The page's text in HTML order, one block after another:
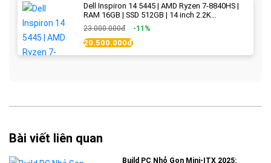
Dell Inspiron 14 5445 | AMD Ryzen 7-8840HS |
RAM 16GB | SSD 512GB | 14 inch 2.2K
(2240x1400) IPS 300nits | Ice Blue - New Fullbox
23.000.000đ -11%
20.500.000đ
Bài viết liên quan
Build PC Nhỏ Gọn Mini-ITX 2025: